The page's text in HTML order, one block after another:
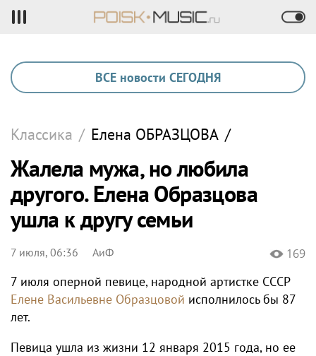
ВСЕ новости СЕГОДНЯ
Классика / Елена ОБРАЗЦОВА /
Жалела мужа, но любила
другого. Елена Образцова
ушла к другу семьи
7 июля, 06:36 АиФ 169
7 июля оперной певице, народной артистке СССР
Елене Васильевне Образцовой исполнилось бы 87
лет.
Певица ушла из жизни 12 января 2015 года, но ее